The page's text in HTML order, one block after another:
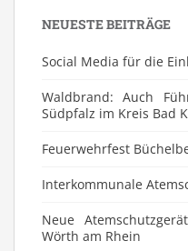
NEUESTE BEITRÄGE
Social Media für die
Waldbrand: Auch
Südpfalz im Kreis Bad
Feuerwehrfest
⁠Interkommunale
Neue
Wörth am Rhein